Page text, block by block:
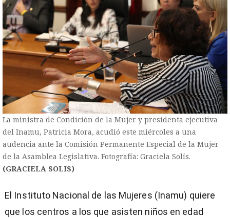
La ministra de Condición de la Mujer y presidenta ejecutiva
del Inamu, Patricia Mora, acudió este miércoles a una
audencia ante la Comisión Permanente Especial de la Mujer
de la Asamblea Legislativa. Fotografía: Graciela Solís.
(GRACIELA SOLIS)
El Instituto Nacional de las Mujeres (Inamu) quiere
que los centros a los que asisten niños en edad